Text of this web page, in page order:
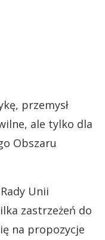
przemysł
ale tylko dla
Obszaru
Unii
zastrzeżeń do
na propozycje